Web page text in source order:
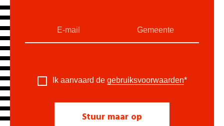
Ik aanvaard de gebruiksvoorwaarden*